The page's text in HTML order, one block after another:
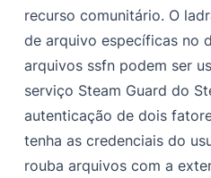
recurso comunitário. O
de arquivo específicas no
arquivos ssfn podem ser
serviço Steam Guard do
autenticação de dois
tenha as credenciais do
rouba arquivos com a